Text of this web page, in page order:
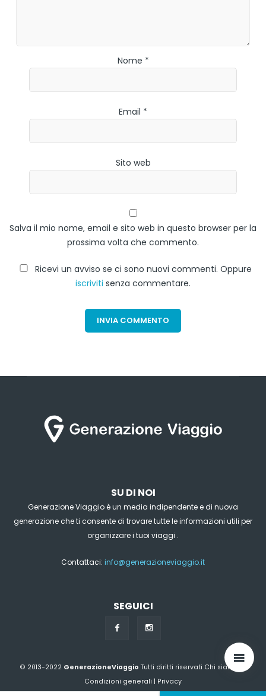
Nome *
Email *
Sito web
Salva il mio nome, email e sito web in questo browser per la
prossima volta che commento.
Ricevi un avviso se ci sono nuovi commenti. Oppure
iscriviti senza commentare.
SU DI NOI
Generazione Viaggio è un media indipendente e di nuova
generazione che ti consente di trovare tutte le informazioni utili per
organizzare i tuoi viaggi .
Contattaci: info@generazioneviaggio.it
SEGUICI
© 2013-2022 GenerazioneViaggio Tutti diritti riservati Chi siamo?
Condizioni generali | Privacy